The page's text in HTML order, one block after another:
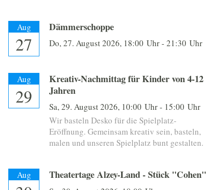
SCHULEN UND KINDERGÄRTEN
DORFMODERATION
TOURISMUS & KULTUR
WIRTSCHAFT
1250 JAHRE
Aug
27
Dämmerschoppe
Do,27. August 2026, 18:00 Uhr- 21:30 Uhr
Aug
29
Kreativ-Nachmittag für Kinder von 4-12
Jahren
Sa,29. August 2026, 10:00 Uhr- 15:00 Uhr
Wir basteln Desko für die Spielplatz-
Eröffnung. Gemeinsam kreativ sein, basteln,
malen und unseren Spielplatz bunt gestalten.
Aug Theatertage Alzey-Land - Stück "Cohen"